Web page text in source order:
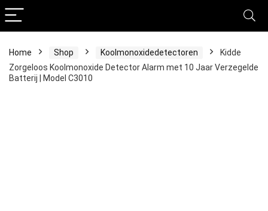
Home Shop Koolmonoxidedetectoren
Kidde
Zorgeloos Koolmonoxide Detector Alarm met 10 Jaar Verzegelde
Batterij | Model C3010